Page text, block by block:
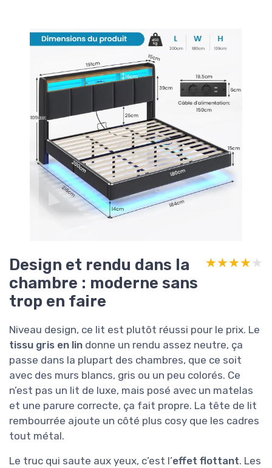
Design et rendu dans la
chambre : moderne sans
trop en faire
★★★★★
★★★★★
Niveau design, ce lit est plutôt réussi pour le prix. Le
tissu gris en lin donne un rendu assez neutre, ça
passe dans la plupart des chambres, que ce soit
avec des murs blancs, gris ou un peu colorés. Ce
n’est pas un lit de luxe, mais posé avec un matelas
et une parure correcte, ça fait propre. La tête de lit
rembourrée ajoute un côté plus cosy que les cadres
tout métal.
Le truc qui saute aux yeux, c’est l’effet flottant. Les